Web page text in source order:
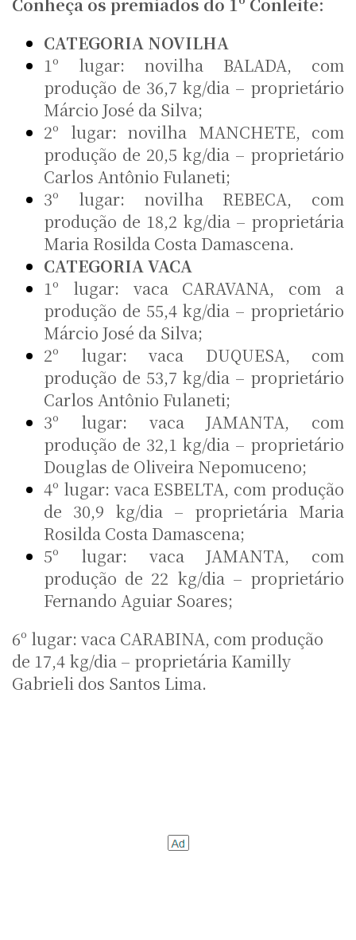
CATEGORIA NOVILHA
1º lugar: novilha BALADA, com
produção de 36,7 kg/dia – proprietário
Márcio José da Silva;
2º lugar: novilha MANCHETE, com
produção de 20,5 kg/dia – proprietário
Carlos Antônio Fulaneti;
3º lugar: novilha REBECA, com
produção de 18,2 kg/dia – proprietária
Maria Rosilda Costa Damascena.
CATEGORIA VACA
1º lugar: vaca CARAVANA, com a
produção de 55,4 kg/dia – proprietário
Márcio José da Silva;
2º lugar: vaca DUQUESA, com
produção de 53,7 kg/dia – proprietário
Carlos Antônio Fulaneti;
3º lugar: vaca JAMANTA, com
produção de 32,1 kg/dia – proprietário
Douglas de Oliveira Nepomuceno;
4º lugar: vaca ESBELTA, com produção
de 30,9 kg/dia – proprietária Maria
Rosilda Costa Damascena;
5º lugar: vaca JAMANTA, com
produção de 22 kg/dia – proprietário
Fernando Aguiar Soares;
6º lugar: vaca CARABINA, com produção
de 17,4 kg/dia – proprietária Kamilly
Gabrieli dos Santos Lima.